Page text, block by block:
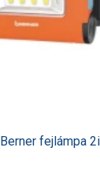
Berner fejlámpa